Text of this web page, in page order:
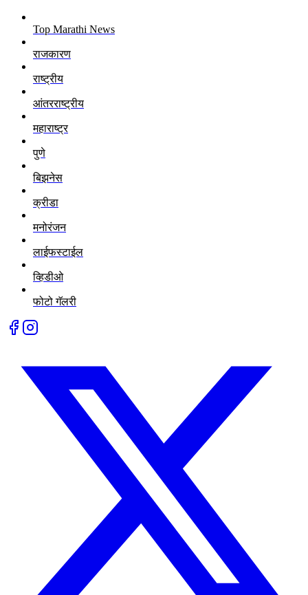
Top Marathi News
राजकारण
राष्ट्रीय
आंतरराष्ट्रीय
महाराष्ट्र
पुणे
बिझनेस
क्रीडा
मनोरंजन
लाईफस्टाईल
व्हिडीओ
फोटो गॅलरी